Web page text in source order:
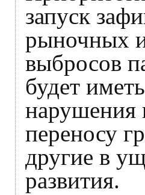
запуск
рыночных
выбросов
будет
нарушения
переносу
другие в
развития.